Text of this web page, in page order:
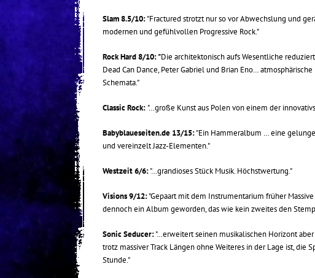
Slam 8.5/10:"Fractured strotzt nur so vor Abwechslung und
modernen und gefühlvollen Progressive Rock."
Rock Hard 8/10: "Die architektonisch aufs Wesentliche
Dead Can Dance, Peter Gabriel und Brian Eno…
Schemata."
Classic Rock: "…große Kunst aus Polen von einem der
Babyblaueseiten.de 13/15:"Ein Hammeralbum … eine
und vereinzelt Jazz-Elementen."
Westzeit 6/6:"…grandioses Stück Musik. Höchstwertung."
Visions 9/12:"Gepaart mit dem Instrumentarium früher
dennoch ein Album geworden, das wie kein zweites den
Sonic Seducer:"…erweitert seinen musikalischen Horizont
trotz massiver Track Längen ohne Weiteres in der Lage ist,
Stunde."